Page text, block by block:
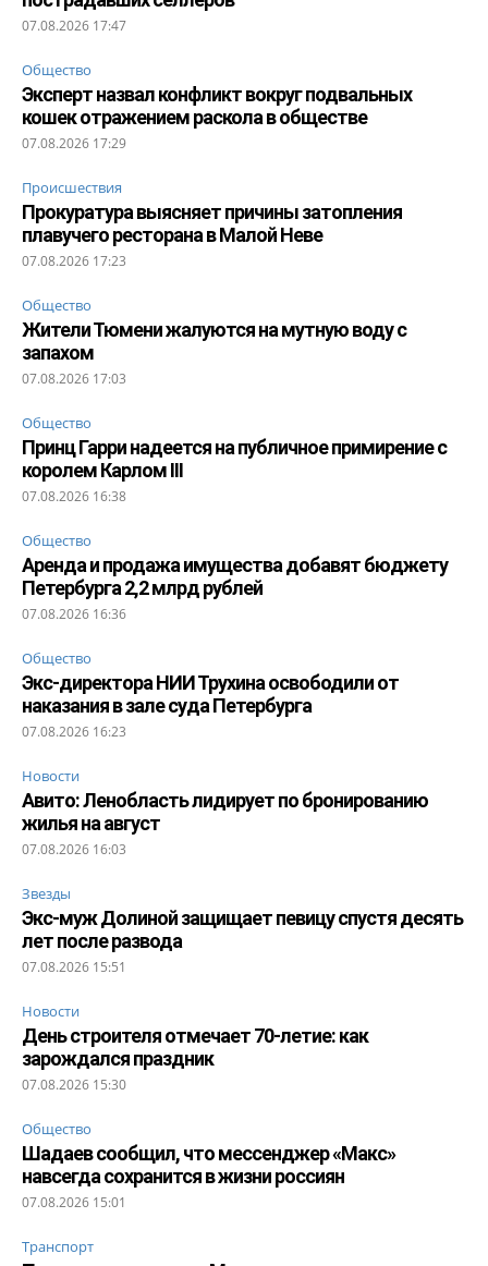
07.08.2026 17:47
Общество
Эксперт назвал конфликт вокруг подвальных
кошек отражением раскола в обществе
07.08.2026 17:29
Происшествия
Прокуратура выясняет причины затопления
плавучего ресторана в Малой Неве
07.08.2026 17:23
Общество
Жители Тюмени жалуются на мутную воду с
запахом
07.08.2026 17:03
Общество
Принц Гарри надеется на публичное примирение с
королем Карлом III
07.08.2026 16:38
Общество
Аренда и продажа имущества добавят бюджету
Петербурга 2,2 млрд рублей
07.08.2026 16:36
Общество
Экс-директора НИИ Трухина освободили от
наказания в зале суда Петербурга
07.08.2026 16:23
Новости
Авито: Ленобласть лидирует по бронированию
жилья на август
07.08.2026 16:03
Звезды
Экс-муж Долиной защищает певицу спустя десять
лет после развода
07.08.2026 15:51
Новости
День строителя отмечает 70-летие: как
зарождался праздник
07.08.2026 15:30
Общество
Шадаев сообщил, что мессенджер «Макс»
навсегда сохранится в жизни россиян
07.08.2026 15:01
Транспорт